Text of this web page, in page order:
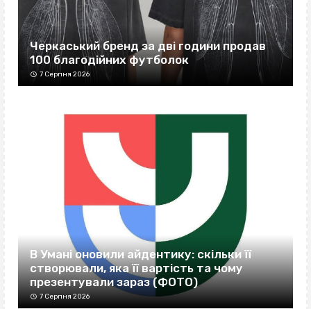
Черкаський бренд за дві години продав
100 благодійних футболок
7 Серпня 2026
В Умані оновили айдентику: скільки її
створювали, яка її вартість та чому
презентували зараз (ФОТО)
7 Серпня 2026